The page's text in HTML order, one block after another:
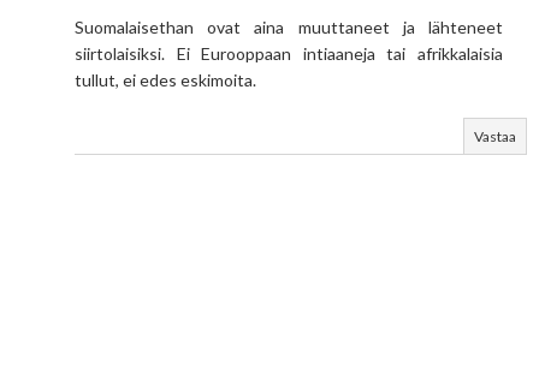
Suomalaisethan ovat aina muuttaneet ja lähteneet
siirtolaisiksi. Ei Eurooppaan intiaaneja tai afrikkalaisia
tullut, ei edes eskimoita.
Vastaa